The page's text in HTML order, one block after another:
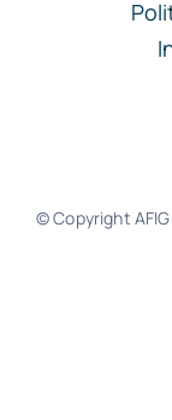
© Copyright